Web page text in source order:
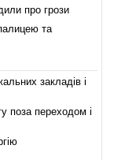
про грози
та
закладів і
поза переходом і